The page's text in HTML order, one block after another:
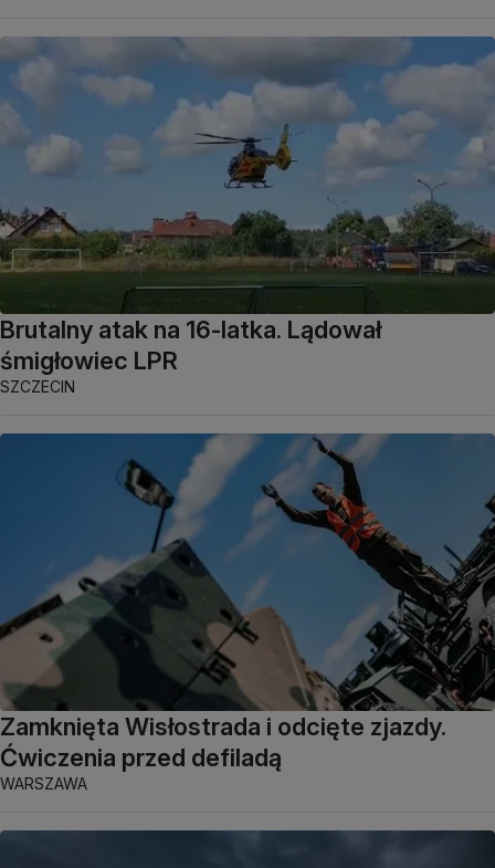
Brutalny atak na 16-latka. Lądował
śmigłowiec LPR
SZCZECIN
Zamknięta Wisłostrada i odcięte zjazdy.
Ćwiczenia przed defiladą
WARSZAWA